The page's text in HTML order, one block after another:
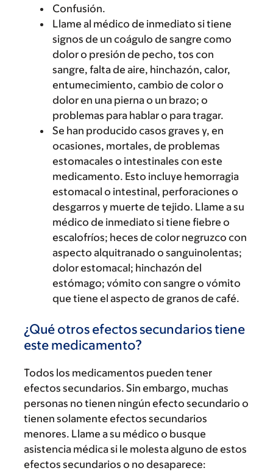
Confusión.
Llame al médico de inmediato si tiene
signos de un coágulo de sangre como
dolor o presión de pecho, tos con
sangre, falta de aire, hinchazón, calor,
entumecimiento, cambio de color o
dolor en una pierna o un brazo; o
problemas para hablar o para tragar.
Se han producido casos graves y, en
ocasiones, mortales, de problemas
estomacales o intestinales con este
medicamento. Esto incluye hemorragia
estomacal o intestinal, perforaciones o
desgarros y muerte de tejido. Llame a su
médico de inmediato si tiene fiebre o
escalofríos; heces de color negruzco con
aspecto alquitranado o sanguinolentas;
dolor estomacal; hinchazón del
estómago; vómito con sangre o vómito
que tiene el aspecto de granos de café.
¿Qué otros efectos secundarios tiene
este medicamento?
Todos los medicamentos pueden tener
efectos secundarios. Sin embargo, muchas
personas no tienen ningún efecto secundario o
tienen solamente efectos secundarios
menores. Llame a su médico o busque
asistencia médica si le molesta alguno de estos
efectos secundarios o no desaparece: